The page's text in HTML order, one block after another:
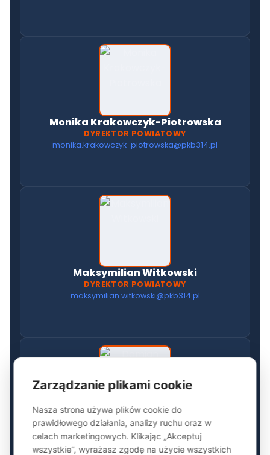
Monika Krakowczyk-Piotrowska
DYREKTOR POWIATOWY
monika.krakowczyk-piotrowska@pkb314.pl
Maksymilian Witkowski
DYREKTOR POWIATOWY
maksymilian.witkowski@pkb314.pl
Damian Gęszka
DYREKTOR POWIATOWY
damian.geszka@pkb314.pl
Zarządzanie plikami cookie
Nasza strona używa plików cookie do
prawidłowego działania, analizy ruchu oraz w
celach marketingowych. Klikając „Akceptuj
wszystkie”, wyrażasz zgodę na użycie wszystkich